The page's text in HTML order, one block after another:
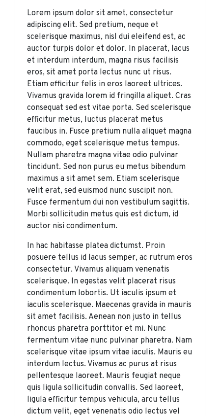
Lorem ipsum dolor sit amet, consectetur
adipiscing elit. Sed pretium, neque et
scelerisque maximus, nisl dui eleifend est, ac
auctor turpis dolor et dolor. In placerat, lacus
et interdum interdum, magna risus facilisis
eros, sit amet porta lectus nunc ut risus.
Etiam efficitur felis in eros laoreet ultrices.
Vivamus gravida lorem id fringilla aliquet. Cras
consequat sed est vitae porta. Sed scelerisque
efficitur metus, luctus placerat metus
faucibus in. Fusce pretium nulla aliquet magna
commodo, eget scelerisque metus tempus.
Nullam pharetra magna vitae odio pulvinar
tincidunt. Sed non purus eu metus bibendum
maximus a sit amet sem. Etiam scelerisque
velit erat, sed euismod nunc suscipit non.
Fusce fermentum dui non vestibulum sagittis.
Morbi sollicitudin metus quis est dictum, id
auctor nisi condimentum.
In hac habitasse platea dictumst. Proin
posuere tellus id lacus semper, ac rutrum eros
consectetur. Vivamus aliquam venenatis
scelerisque. In egestas velit placerat risus
condimentum lobortis. Ut iaculis ipsum et
iaculis scelerisque. Maecenas gravida in mauris
sit amet facilisis. Aenean non justo in tellus
rhoncus pharetra porttitor et mi. Nunc
fermentum vitae nunc pulvinar pharetra. Nam
scelerisque vitae ipsum vitae iaculis. Mauris eu
interdum lectus. Vivamus ac purus at risus
pellentesque laoreet. Mauris feugiat neque
quis ligula sollicitudin convallis. Sed laoreet,
ligula efficitur tempus vehicula, arcu tellus
dictum velit, eget venenatis odio lectus vel